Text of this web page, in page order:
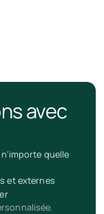
avec
quelle
et externes